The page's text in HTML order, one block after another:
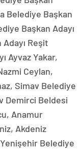
Belediye Başkan
Başkan Adayı
Reşit
Ayvaz Yakar,
Ceylan,
Simav Belediye
Demirci Beldesi
Anamur
Akdeniz
Belediye